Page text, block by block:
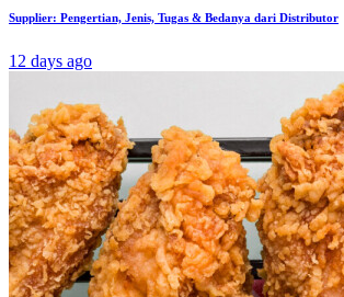
Supplier: Pengertian, Jenis, Tugas & Bedanya dari Distributor
12 days ago